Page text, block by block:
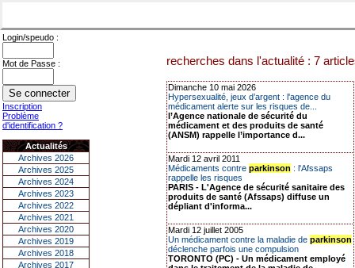
Login/speudo :
Mot de Passe :
Inscription
Problème
d'identification ?
Actualités
Archives 2026
Archives 2025
Archives 2024
Archives 2023
Archives 2022
Archives 2021
Archives 2020
Archives 2019
Archives 2018
Archives 2017
recherches dans l'actualité : 7
Dimanche 10 mai 2026
Hypersexualité, jeux d’argent : l'agence du
médicament alerte sur les risques de...
l’Agence nationale de sécurité du
médicament et des produits de santé
(ANSM) rappelle l’importance d...
Mardi 12 avril 2011
Médicaments contre parkinson : l'Afssaps
rappelle les risques
PARIS - L'Agence de sécurité sanitaire des
produits de santé (Afssaps) diffuse un
dépliant d'informa...
Mardi 12 juillet 2005
Un médicament contre la maladie de parkinson
déclenche parfois une compulsion
TORONTO (PC) - Un médicament employé